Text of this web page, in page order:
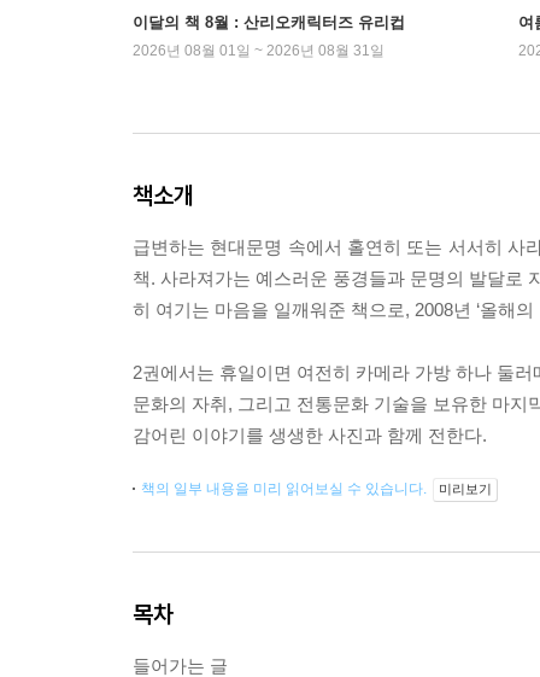
이달의 책 8월 : 산리오캐릭터즈 유리컵
2026년 08월 01일 ~ 2026년 08월 31일
여
책소개
급변하는 현대문명 속에서 홀연히 또는 서서히 사
책. 사라져가는 예스러운 풍경들과 문명의 발달로
히 여기는 마음을 일깨워준 책으로, 2008년 ‘올해
2권에서는 휴일이면 여전히 카메라 가방 하나 둘
문화의 자취, 그리고 전통문화 기술을 보유한 마
감어린 이야기를 생생한 사진과 함께 전한다.
책의 일부 내용을 미리 읽어보실 수 있습니다. 미리보기
목차
들어가는 글